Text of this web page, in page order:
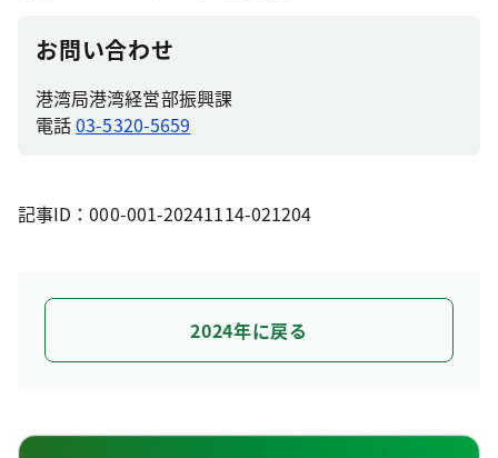
お問い合わせ
港湾局港湾経営部振興課
電話03-5320-5659
記事ID：000-001-20241114-021204
2024年に戻る